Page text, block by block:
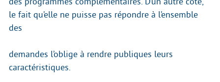
le fait qu’elle ne puisse pas répondre à l’ensemble
des
demandes l’oblige à rendre publiques leurs
caractéristiques.